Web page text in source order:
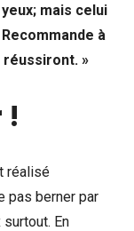
mais celui
à
»
!
réalisé
pas berner par
En